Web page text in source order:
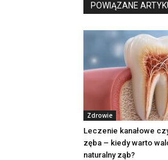
POWIĄZANE
Zdrowie
Leczenie kanałowe
zęba – kiedy warto
naturalny ząb?